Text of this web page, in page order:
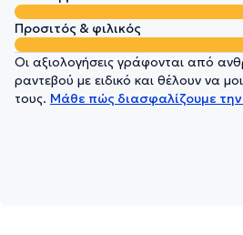
Προσιτός & φιλικός
Οι αξιολογήσεις γράφονται από
ραντεβού με ειδικό και θέλουν να
τους. Μάθε πώς διασφαλίζουμε